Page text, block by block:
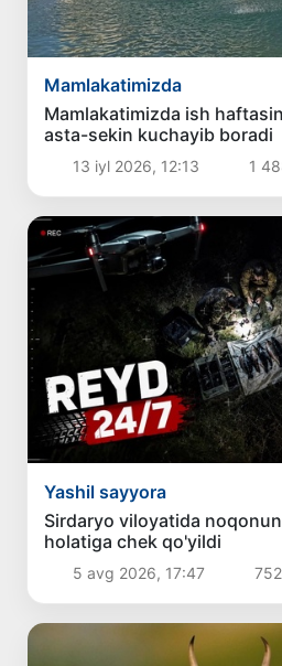
Mamlakatimizda
Mamlakatimizda ish
asta-sekin kuchayib boradi
13 iyl 2026, 12:13 1
Yashil sayyora
Sirdaryo viloyatida
holatiga chek qo'yildi
5 avg 2026, 17:47 752